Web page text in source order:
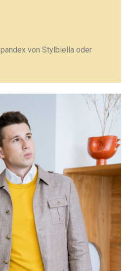
von Stylbiella oder